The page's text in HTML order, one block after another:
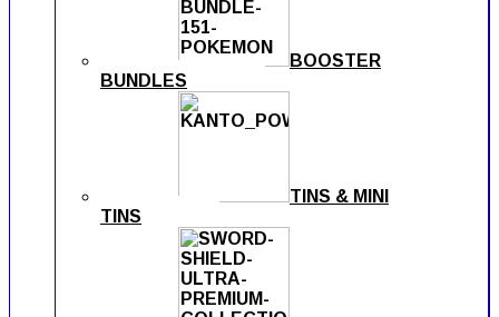
BOOSTER
BUNDLES
TINS & MINI
TINS